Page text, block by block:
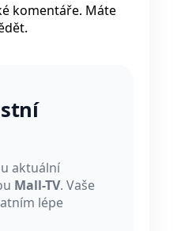
komentáře. Máte
aktuální
Mall-TV. Vaše
lépe